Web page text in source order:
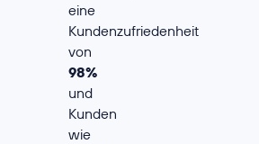
eine
Kundenzufriedenheit
von
98%
und
Kunden
wie